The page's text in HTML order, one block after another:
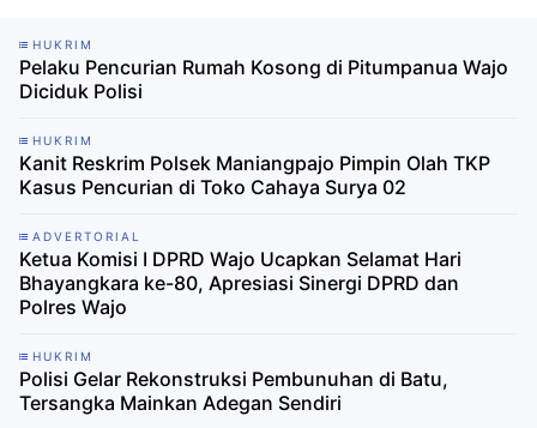
HUKRIM
Pelaku Pencurian Rumah Kosong di Pitumpanua Wajo
Diciduk Polisi
HUKRIM
Kanit Reskrim Polsek Maniangpajo Pimpin Olah TKP
Kasus Pencurian di Toko Cahaya Surya 02
ADVERTORIAL
Ketua Komisi I DPRD Wajo Ucapkan Selamat Hari
Bhayangkara ke-80, Apresiasi Sinergi DPRD dan
Polres Wajo
HUKRIM
Polisi Gelar Rekonstruksi Pembunuhan di Batu,
Tersangka Mainkan Adegan Sendiri